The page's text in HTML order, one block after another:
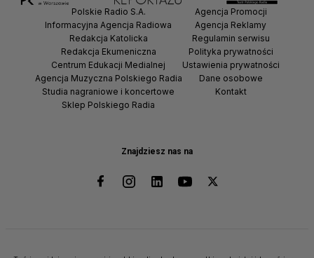
Znajdziesz nas na
Polskie Radio S.A.
Informacyjna Agencja Radiowa
Redakcja Katolicka
Redakcja Ekumeniczna
Centrum Edukacji Medialnej
Agencja Muzyczna Polskiego Radia
Studia nagraniowe i koncertowe
Sklep Polskiego Radia
Agencja Promocji
Agencja Reklamy
Regulamin serwisu
Polityka prywatności
Ustawienia prywatności
Dane osobowe
Kontakt